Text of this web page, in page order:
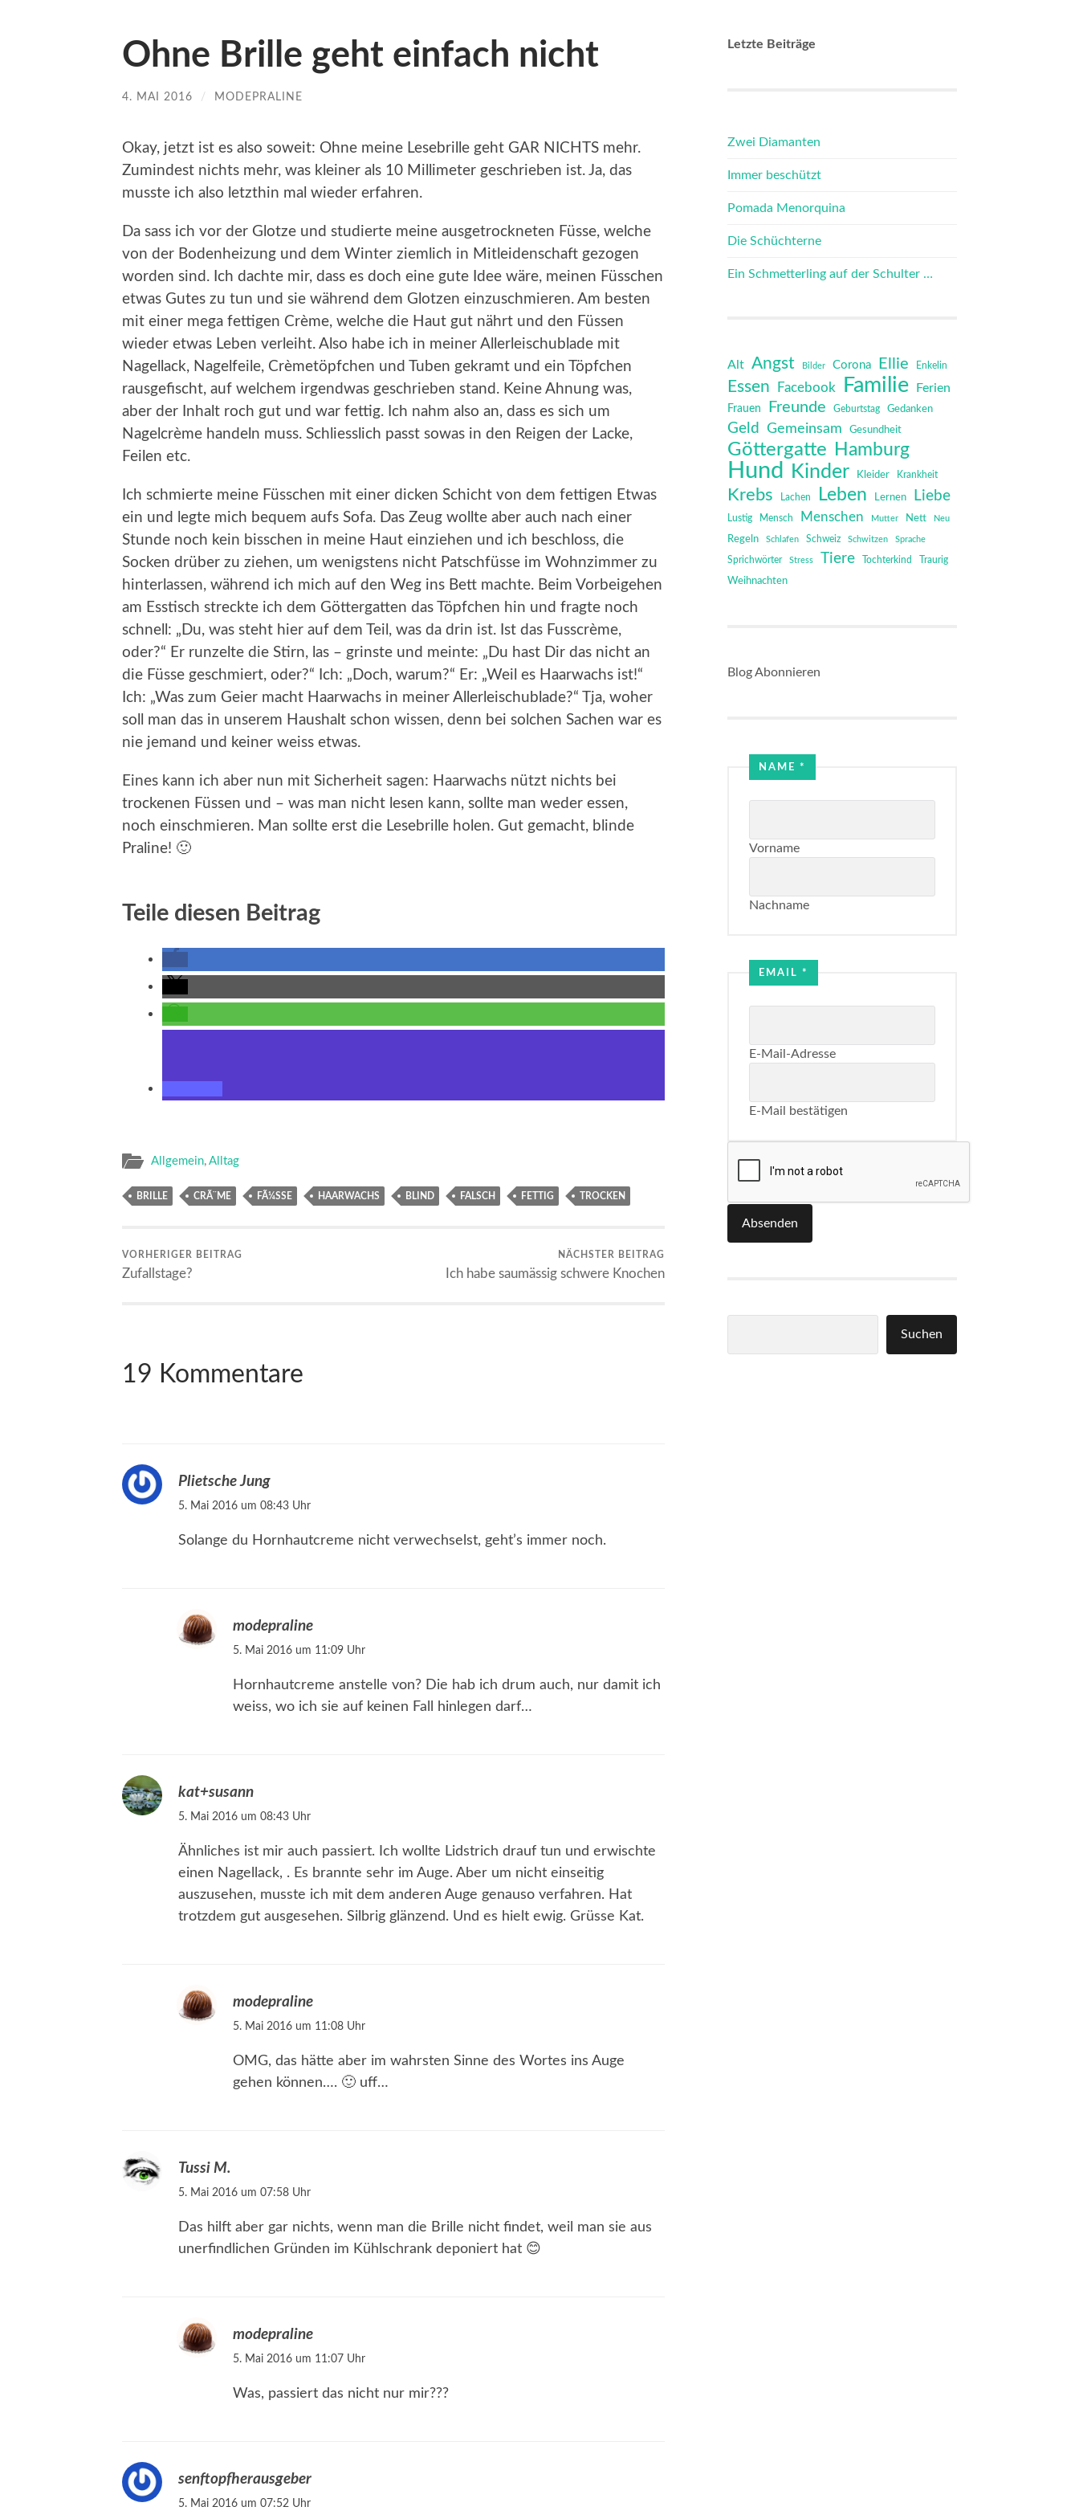
Ohne Brille geht einfach nicht
4. MAI 2016 / MODEPRALINE
Okay, jetzt ist es also soweit: Ohne meine Lesebrille geht GAR NICHTS mehr.
Zumindest nichts mehr, was kleiner als 10 Millimeter geschrieben ist. Ja, das
musste ich also letzthin mal wieder erfahren.
Da sass ich vor der Glotze und studierte meine ausgetrockneten Füsse, welche
von der Bodenheizung und dem Winter ziemlich in Mitleidenschaft gezogen
worden sind. Ich dachte mir, dass es doch eine gute Idee wäre, meinen Füsschen
etwas Gutes zu tun und sie während dem Glotzen einzuschmieren. Am besten
mit einer mega fettigen Crème, welche die Haut gut nährt und den Füssen
wieder etwas Leben verleiht. Also habe ich in meiner Allerleischublade mit
Nagellack, Nagelfeile, Crèmetöpfchen und Tuben gekramt und ein Töpfchen
rausgefischt, auf welchem irgendwas geschrieben stand. Keine Ahnung was,
aber der Inhalt roch gut und war fettig. Ich nahm also an, dass es sich um
Nagelcrème handeln muss. Schliesslich passt sowas in den Reigen der Lacke,
Feilen etc.
Ich schmierte meine Füsschen mit einer dicken Schicht von dem fettigen Etwas
ein und legte mich bequem aufs Sofa. Das Zeug wollte aber auch nach einer
Stunde noch kein bisschen in meine Haut einziehen und ich beschloss, die
Socken drüber zu ziehen, um wenigstens nicht Patschfüsse im Wohnzimmer zu
hinterlassen, während ich mich auf den Weg ins Bett machte. Beim Vorbeigehen
am Esstisch streckte ich dem Göttergatten das Töpfchen hin und fragte noch
schnell: „Du, was steht hier auf dem Teil, was da drin ist. Ist das Fusscrème,
oder?“ Er runzelte die Stirn, las – grinste und meinte: „Du hast Dir das nicht an
die Füsse geschmiert, oder?“ Ich: „Doch, warum?“ Er: „Weil es Haarwachs ist!“
Ich: „Was zum Geier macht Haarwachs in meiner Allerleischublade?“ Tja, woher
soll man das in unserem Haushalt schon wissen, denn bei solchen Sachen war es
nie jemand und keiner weiss etwas.
Eines kann ich aber nun mit Sicherheit sagen: Haarwachs nützt nichts bei
trockenen Füssen und – was man nicht lesen kann, sollte man weder essen,
noch einschmieren. Man sollte erst die Lesebrille holen. Gut gemacht, blinde
Praline! 🙂
Teile diesen Beitrag
Allgemein, Alltag
BRILLE CRÃ¨ME FÃ¼SSE HAARWACHS BLIND FALSCH FETTIG TROCKEN
VORHERIGER BEITRAG
Zufallstage?
NÄCHSTER BEITRAG
Ich habe saumässig schwere Knochen
19 Kommentare
Plietsche Jung
5. Mai 2016 um 08:43 Uhr
Solange du Hornhautcreme nicht verwechselst, geht’s immer noch.
modepraline
5. Mai 2016 um 11:09 Uhr
Hornhautcreme anstelle von? Die hab ich drum auch, nur damit ich
weiss, wo ich sie auf keinen Fall hinlegen darf…
kat+susann
5. Mai 2016 um 08:43 Uhr
Ähnliches ist mir auch passiert. Ich wollte Lidstrich drauf tun und erwischte
einen Nagellack, . Es brannte sehr im Auge. Aber um nicht einseitig
auszusehen, musste ich mit dem anderen Auge genauso verfahren. Hat
trotzdem gut ausgesehen. Silbrig glänzend. Und es hielt ewig. Grüsse Kat.
modepraline
5. Mai 2016 um 11:08 Uhr
OMG, das hätte aber im wahrsten Sinne des Wortes ins Auge
gehen können…. 🙂 uff…
Tussi M.
5. Mai 2016 um 07:58 Uhr
Das hilft aber gar nichts, wenn man die Brille nicht findet, weil man sie aus
unerfindlichen Gründen im Kühlschrank deponiert hat 😊
modepraline
5. Mai 2016 um 11:07 Uhr
Was, passiert das nicht nur mir???
senftopfherausgeber
5. Mai 2016 um 07:52 Uhr
Letzte Beiträge
Zwei Diamanten
Immer beschützt
Pomada Menorquina
Die Schüchterne
Ein Schmetterling auf der Schulter …
Alt Angst Bilder Corona Ellie Enkelin
Essen Facebook Familie Ferien
Frauen Freunde Geburtstag Gedanken
Geld Gemeinsam Gesundheit
Göttergatte Hamburg
Hund Kinder Kleider Krankheit
Krebs Lachen Leben Lernen Liebe
Lustig Mensch Menschen Mutter Nett Neu
Regeln Schlafen Schweiz Schwitzen Sprache
Sprichwörter Stress Tiere Tochterkind Traurig
Weihnachten
Blog Abonnieren
Name
Email
NAME *
Vorname
Nachname
EMAIL *
E-Mail-Adresse
E-Mail bestätigen
Absenden
Suchen